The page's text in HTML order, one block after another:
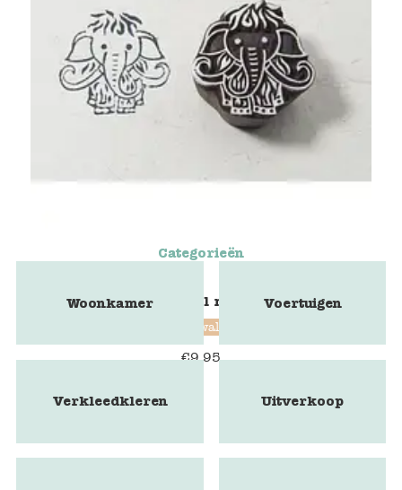
Blokstempel mammoet
Blockwallah
€9,95
Categorieën
Woonkamer Voertuigen
Verkleedkleren Uitverkoop